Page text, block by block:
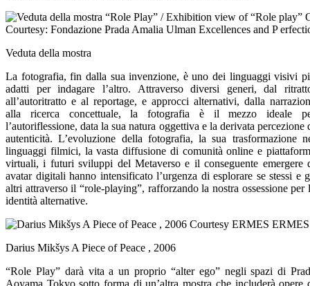
Veduta della mostra
La fotografia, fin dalla sua invenzione, è uno dei linguaggi visivi
adatti per indagare l’altro. Attraverso diversi generi, dal
all’autoritratto e al reportage, e approcci alternativi, dalla
alla ricerca concettuale, la fotografia è il mezzo ideale
l’autoriflessione, data la sua natura oggettiva e la derivata percezione
autenticità. L’evoluzione della fotografia, la sua trasformazione
linguaggi filmici, la vasta diffusione di comunità online e
virtuali, i futuri sviluppi del Metaverso e il conseguente emergere
avatar digitali hanno intensificato l’urgenza di esplorare se stessi e
altri attraverso il “role-playing”, rafforzando la nostra ossessione per
identità alternative.
Darius Mikšys A Piece of Peace , 2006
“Role Play” darà vita a un proprio “alter ego” negli spazi di
Aoyama Tokyo sotto forma di un’altra mostra che includerà opere